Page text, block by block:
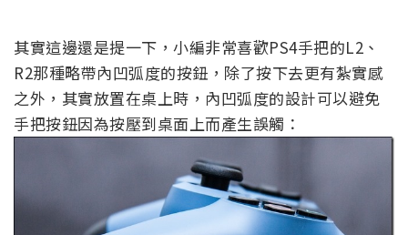
其實這邊還是提一下，小編非常喜歡PS4手把的L2、
R2那種略帶內凹弧度的按鈕，除了按下去更有紮實感
之外，其實放置在桌上時，內凹弧度的設計可以避免
手把按鈕因為按壓到桌面上而產生誤觸：